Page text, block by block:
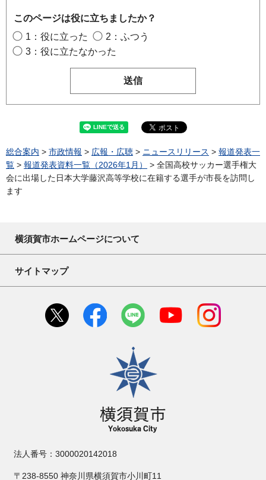
このページは役に立ちましたか？
1：役に立った
2：ふつう
3：役に立たなかった
総合案内 > 市政情報 > 広報・広聴 > ニュースリリース > 報道発表一
覧 > 報道発表資料一覧（2026年1月）
> 全国高校サッカー選手権大
会に出場した日本大学藤沢高等学校に在籍する選手が市長を訪問し
ます
横須賀市ホームページについて
サイトマップ
横須賀市
法人番号：3000020142018
〒238-8550 神奈川県横須賀市小川町11